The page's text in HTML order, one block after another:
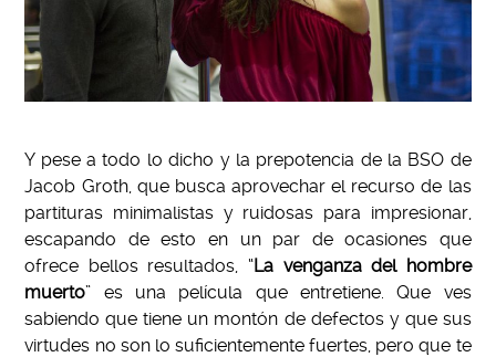
Y pese a todo lo dicho y la prepotencia de la BSO de
Jacob Groth, que busca aprovechar el recurso de las
partituras minimalistas y ruidosas para impresionar,
escapando de esto en un par de ocasiones que
ofrece bellos resultados, “La venganza del hombre
muerto” es una película que entretiene. Que ves
sabiendo que tiene un montón de defectos y que sus
virtudes no son lo suficientemente fuertes, pero que te